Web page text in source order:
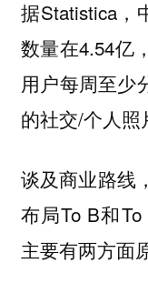
据Statistica，
数量在4.54亿
用户每周至少
的社交/个人照
谈及商业路线
布局To B和
主要有两方面